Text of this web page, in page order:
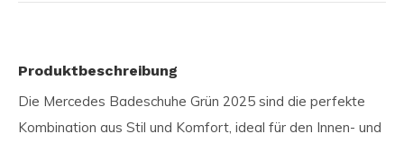
Produktbeschreibung
Die Mercedes Badeschuhe Grün 2025 sind die perfekte
Kombination aus Stil und Komfort, ideal für den Innen- und